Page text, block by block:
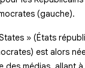
(gauche).
» (États
est alors